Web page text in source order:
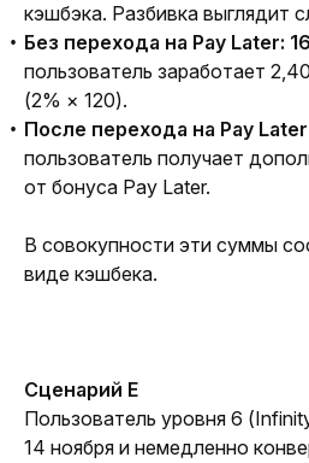
кэшбэка. Разбивка выглядит
Без перехода на Pay Later:
пользователь заработает
(2% × 120).
После перехода на Pay
пользователь получает
от бонуса Pay Later.
В совокупности эти суммы
виде кэшбека.
Сценарий E
Пользователь уровня 6
14 ноября и немедленно